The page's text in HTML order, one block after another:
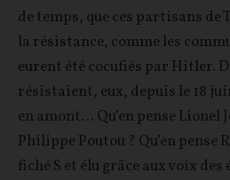
de temps, que ces partisans
la résistance, comme les
eurent été cocufiés par Hitler.
résistaient, eux, depuis le 18
en amont… Qu’en pense Lionel
Philippe Poutou ? Qu’en
fiché S et élu grâce aux voix